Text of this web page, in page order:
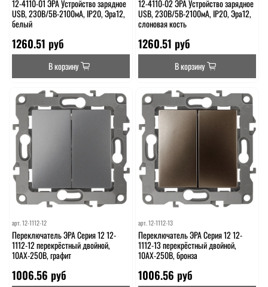
12-4110-01 ЭРА Устройство зарядное
USB, 230В/5В-2100мА, IP20, Эра12,
белый
1260.51 руб
В корзину
12-4110-02 ЭРА Устройство зарядное
USB, 230В/5В-2100мА, IP20, Эра12,
слоновая кость
1260.51 руб
В корзину
арт.12-1112-12
Переключатель ЭРА Серия 12 12-
1112-12 перекрёстный двойной,
10АХ-250В, графит
1006.56 руб
арт. 12-1112-13
Переключатель ЭРА Серия 12 12-
1112-13 перекрёстный двойной,
10АХ-250В, бронза
1006.56 руб